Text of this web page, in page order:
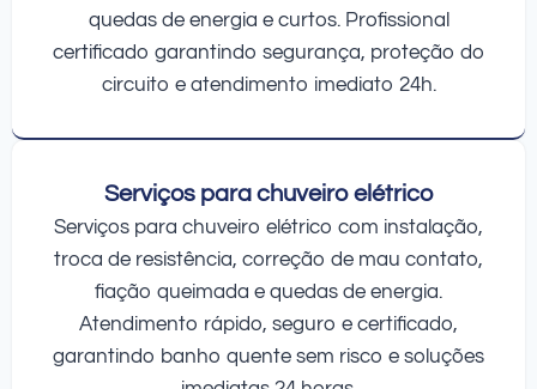
quedas de energia e curtos. Profissional
certificado garantindo segurança, proteção do
circuito e atendimento imediato 24h.
Serviços para chuveiro elétrico
Serviços para chuveiro elétrico com instalação,
troca de resistência, correção de mau contato,
fiação queimada e quedas de energia.
Atendimento rápido, seguro e certificado,
garantindo banho quente sem risco e soluções